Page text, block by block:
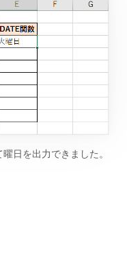
日を出力できました。